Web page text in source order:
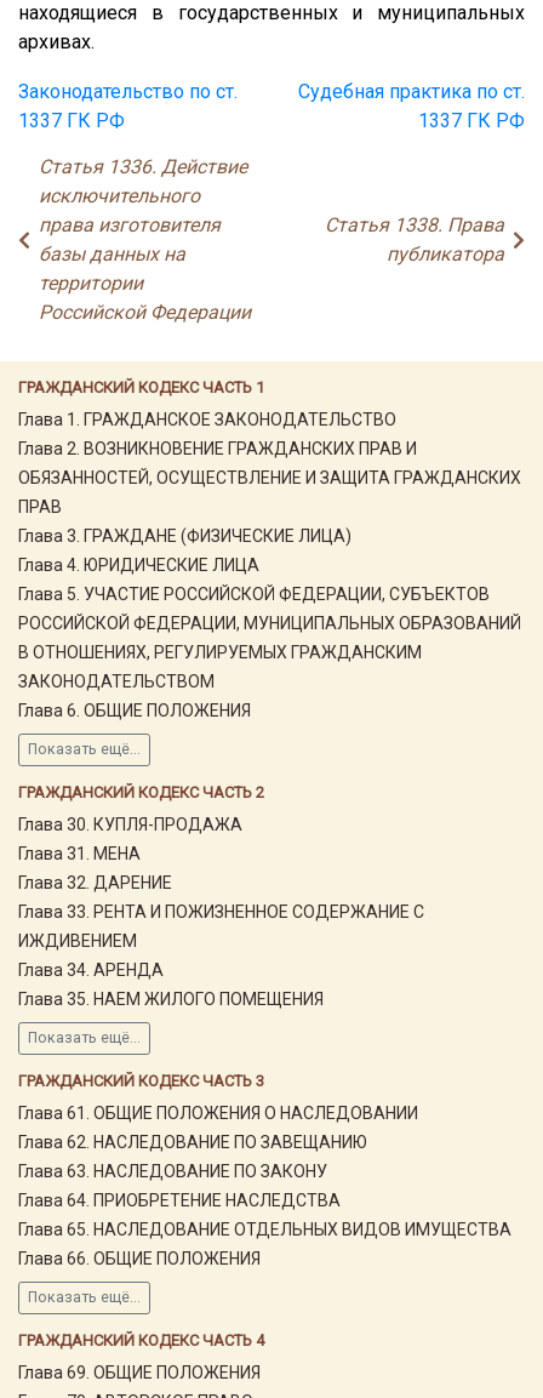
ГРАЖДАНСКИЙ КОДЕКС ЧАСТЬ 1
Глава 1. ГРАЖДАНСКОЕ ЗАКОНОДАТЕЛЬСТВО
Глава 2. ВОЗНИКНОВЕНИЕ ГРАЖДАНСКИХ ПРАВ И
ОБЯЗАННОСТЕЙ, ОСУЩЕСТВЛЕНИЕ И ЗАЩИТА ГРАЖДАНСКИХ
ПРАВ
Глава 3. ГРАЖДАНЕ (ФИЗИЧЕСКИЕ ЛИЦА)
Глава 4. ЮРИДИЧЕСКИЕ ЛИЦА
Глава 5. УЧАСТИЕ РОССИЙСКОЙ ФЕДЕРАЦИИ, СУБЪЕКТОВ
РОССИЙСКОЙ ФЕДЕРАЦИИ, МУНИЦИПАЛЬНЫХ ОБРАЗОВАНИЙ
В ОТНОШЕНИЯХ, РЕГУЛИРУЕМЫХ ГРАЖДАНСКИМ
ЗАКОНОДАТЕЛЬСТВОМ
Глава 6. ОБЩИЕ ПОЛОЖЕНИЯ
Показать ещё...
ГРАЖДАНСКИЙ КОДЕКС ЧАСТЬ 2
Глава 30. КУПЛЯ-ПРОДАЖА
Глава 31. МЕНА
Глава 32. ДАРЕНИЕ
Глава 33. РЕНТА И ПОЖИЗНЕННОЕ СОДЕРЖАНИЕ С
ИЖДИВЕНИЕМ
Глава 34. АРЕНДА
Глава 35. НАЕМ ЖИЛОГО ПОМЕЩЕНИЯ
Показать ещё...
ГРАЖДАНСКИЙ КОДЕКС ЧАСТЬ 3
Глава 61. ОБЩИЕ ПОЛОЖЕНИЯ О НАСЛЕДОВАНИИ
Глава 62. НАСЛЕДОВАНИЕ ПО ЗАВЕЩАНИЮ
Глава 63. НАСЛЕДОВАНИЕ ПО ЗАКОНУ
Глава 64. ПРИОБРЕТЕНИЕ НАСЛЕДСТВА
Глава 65. НАСЛЕДОВАНИЕ ОТДЕЛЬНЫХ ВИДОВ ИМУЩЕСТВА
Глава 66. ОБЩИЕ ПОЛОЖЕНИЯ
Показать ещё...
ГРАЖДАНСКИЙ КОДЕКС ЧАСТЬ 4
Глава 69. ОБЩИЕ ПОЛОЖЕНИЯ
находящиеся в государственных и муниципальных
архивах.
Законодательство по ст.
1337 ГК РФ
Судебная практика по ст.
1337 ГК РФ
Статья 1336. Действие
исключительного
права изготовителя
базы данных на
территории
Российской Федерации
Статья 1338. Права
публикатора